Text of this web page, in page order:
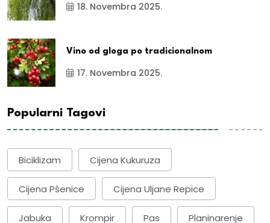
18. Novembra 2025.
Vino od gloga po tradicionalnom
17. Novembra 2025.
Popularni Tagovi
Biciklizam Cijena Kukuruza
Cijena Pšenice Cijena Uljane Repice
Jabuka Krompir Pas Planinarenje